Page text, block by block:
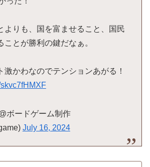
よりも、国を富ませること、国民
ことが勝利の鍵だなぁ。
激かわなのでテンションあがる！
ボードゲーム制作
July 16, 2024